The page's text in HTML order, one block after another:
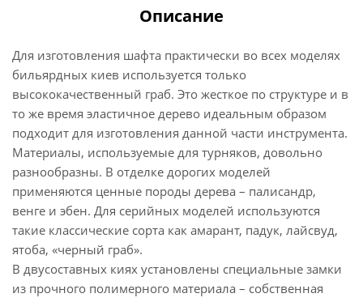
Описание
Для изготовления шафта практически во всех моделях
бильярдных киев используется только
высококачественный граб. Это жесткое по структуре и в
то же время эластичное дерево идеальным образом
подходит для изготовления данной части инструмента.
Материалы, используемые для турняков, довольно
разнообразны. В отделке дорогих моделей
применяются ценные породы дерева – палисандр,
венге и эбен. Для серийных моделей используются
такие классические сорта как амарант, падук, лайсвуд,
ятоба, «черный граб».
В двусоставных киях установлены специальные замки
из прочного полимерного материала – собственная